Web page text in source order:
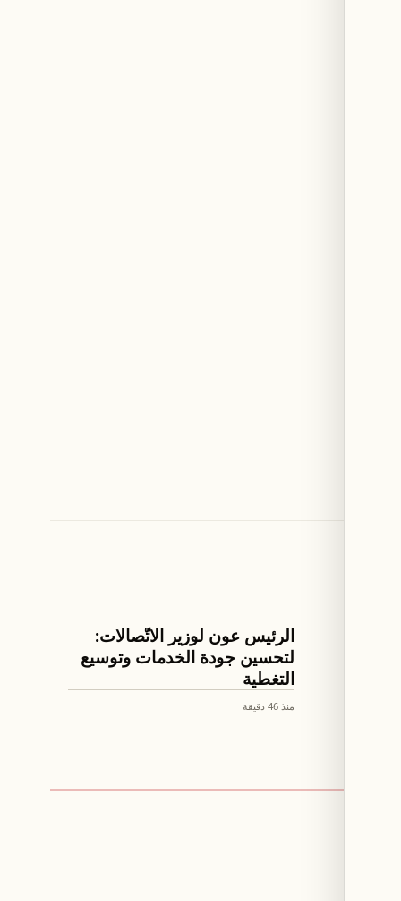
اخبار لبنان
الرئيس عون لوزير الاتّصالات:
لتحسين جودة الخدمات وتوسيع
التغطية
منذ 46 دقيقة